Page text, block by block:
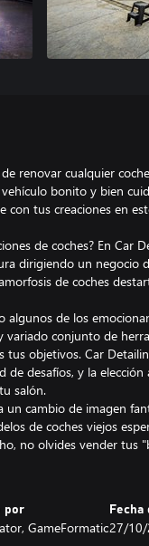
renovar cualquier
bonito y bien
con tus creaciones en
de coches? En Car
dirigiendo un negocio
de coches
de los
conjunto de
objetivos. Car
desafíos, y la elección
salón.
cambio de imagen
de coches viejos
no olvides vender tus
por
GameFormatic27/